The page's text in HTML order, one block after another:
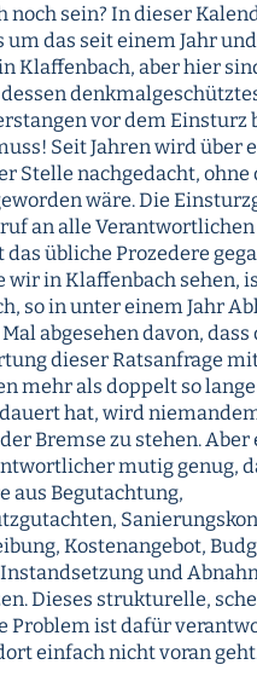
noch sein? In dieser
um das seit einem Jahr
Klaffenbach, aber hier
vor dem Einsturz
Seit Jahren wird über
Stelle nachgedacht, ohne
wäre. Die
an alle Verantwortlichen
übliche Prozedere
wir in Klaffenbach sehen,
so in unter einem Jahr
abgesehen davon, dass
dieser Ratsanfrage
mehr als doppelt so
hat, wird
Bremse zu stehen. Aber
mutig genug,
aus Begutachtung,
Kostenangebot,
und
Dieses strukturelle,
Problem ist dafür
einfach nicht voran